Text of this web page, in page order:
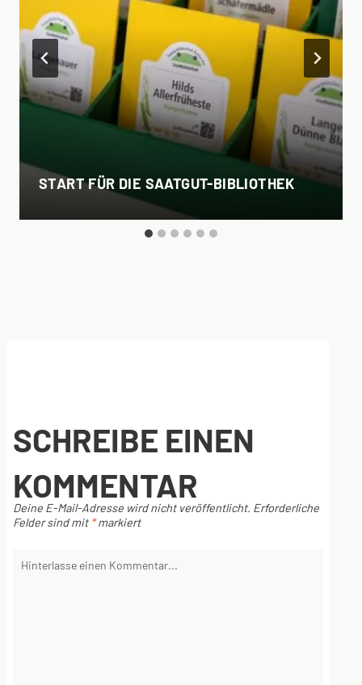
START FÜR DIE SAATGUT-BIBLIOTHEK
SCHREIBE EINEN
KOMMENTAR
Deine E-Mail-Adresse wird nicht veröffentlicht. Erforderliche
Felder sind mit *markiert